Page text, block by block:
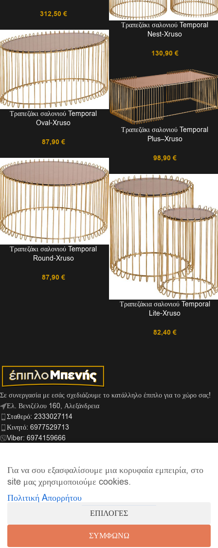
312,50 €
Τραπεζάκι σαλονιού Temporal
Nest-Xruso
130,90 €
Τραπεζάκι σαλονιού Temporal
Oval-Xruso
87,90 €
Τραπεζάκι σαλονιού Temporal
Plus–Xruso
98,90 €
Τραπεζάκι σαλονιού Temporal
Round-Xruso
87,90 €
Τραπεζάκια σαλονιού Temporal
Lite-Xruso
82,40 €
Σε συνεργασία με εσάς σχεδιάζουμε το κατάλληλο έπιπλο για το χώρο σας!
Ελ. Βενιζέλου 160, Αλεξάνδρεια
Σταθερό: 2333027114
Κινητό: 6977529713
Viber: 6974159666
ΣΎΝΔΕΣΜΟΙ
ΠΛΗΡΟΦΟΡΊΕΣ
Έπιπλο Μπενής| Supported by
Για να σου εξασφαλίσουμε μια κορυφαία εμπειρία, στο
site μας χρησιμοποιούμε cookies.
Πολιτική Aπορρήτου
ΕΠΙΛΟΓΕΣ
ΣΥΜΦΩΝΩ